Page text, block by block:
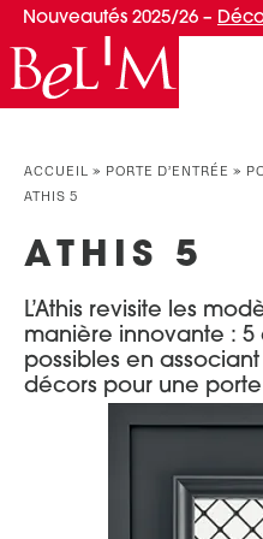
Nouveautés 2025/26 –
PAR TYPE
Portes d’entrée
Portes d’entrée grand
PAR STYLE
Portes d’entrée
Portes d’entrée
Portes d’entrée vitrées
Portes d'entrée pleines
PAR TYPE
Marquises
S'INSPIRER ET CHOISIR
Témoignages clients
Une entrée sur mesure
Accueil connecté
Faire mon choix
RÉUSSIR MON PROJET
Conseils de pro
Normes & fiscalité
ACCUEIL » PORTE D’ENTRÉE »
ATHIS 5
ATHIS 5
L’Athis revisite les
manière innovante : 5
possibles en
décors pour une